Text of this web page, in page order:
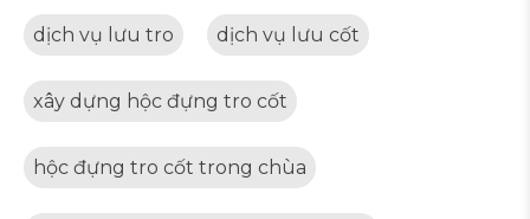
dịch vụ lưu tro dịch vụ lưu cốt
xây dựng hộc đựng tro cốt
hộc đựng tro cốt trong chùa